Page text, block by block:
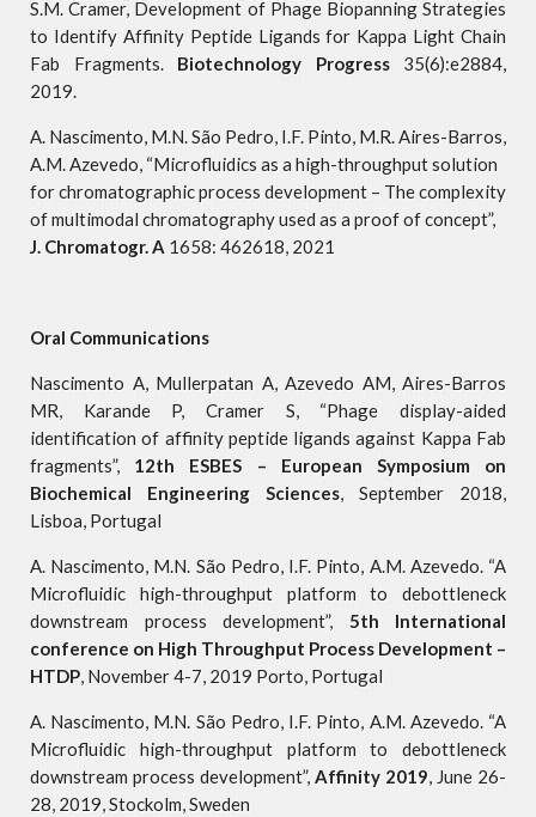
S.M. Cramer, Development of Phage Biopanning Strategies
to Identify Affinity Peptide Ligands for Kappa Light Chain
Fab Fragments. Biotechnology Progress35(6):e2884,
2019.
A. Nascimento, M.N. São Pedro, I.F. Pinto, M.R. Aires-Barros,
A.M. Azevedo, “Microfluidics as a high-throughput solution
for chromatographic process development – The complexity
of multimodal chromatography used as a proof of concept”,
J. Chromatogr. A 1658: 462618, 2021
Oral Communications
Nascimento A, Mullerpatan A, Azevedo AM, Aires-Barros
MR, Karande P, Cramer S, “Phage display-aided
identification of affinity peptide ligands against Kappa Fab
fragments”, 12th ESBES – European Symposium on
Biochemical Engineering Sciences, September 2018,
Lisboa, Portugal
A. Nascimento, M.N. São Pedro, I.F. Pinto, A.M. Azevedo. “A
Microfluidic high-throughput platform to debottleneck
downstream process development”, 5th International
conference on High Throughput Process Development –
HTDP, November 4-7, 2019 Porto, Portugal
A. Nascimento, M.N. São Pedro, I.F. Pinto, A.M. Azevedo. “A
Microfluidic high-throughput platform to debottleneck
downstream process development”, Affinity 2019, June 26-
28, 2019, Stockolm, Sweden